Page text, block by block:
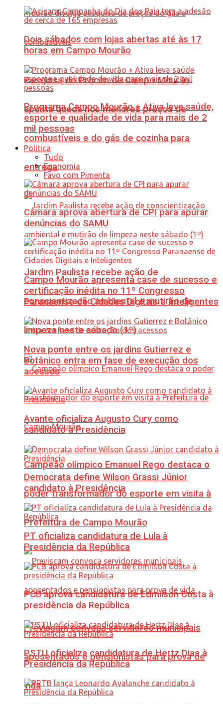
Pesquisa do Procon de Campo Mourão
aponta queda nos menores preços de
combustíveis e do gás de cozinha para
entrega
Jardim Paulista recebe ação de
conscientização ambiental e mutirão de
limpeza neste sábado (1º)
Campeão olímpico Emanuel Rego destaca o
poder transformador do esporte em visita à
Prefeitura de Campo Mourão
Previscam convoca servidores municipais
aposentados e pensionistas para prova de
vida
Dois sábados com lojas abertas até às 17
horas em Campo Mourão
Programa Campo Mourão + Ativa leva saúde,
esporte e qualidade de vida para mais de 2
mil pessoas
Política
Tudo
Economia
Favo com Pimenta
Câmara aprova abertura de CPI para apurar
denúncias do SAMU
Campo Mourão apresenta case de sucesso e
certificação inédita no 11º Congresso
Paranaense de Cidades Digitais e Inteligentes
Nova ponte entre os jardins Gutierrez e
Botânico entra em fase de execução dos
acessos
Avante oficializa Augusto Cury como
candidato à Presidência
Democrata define Wilson Grassi Júnior
candidato à Presidência
PT oficializa candidatura de Lula à
Presidência da República
PCB aprova candidatura de Edmilson Costa à
presidência da República
PSTU oficializa candidatura de Hertz Dias à
Presidência da República